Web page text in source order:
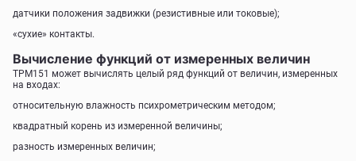
датчики положения задвижки (резистивные или токовые);
«сухие» контакты.
Вычисление функций от измеренных величин
ТРМ151 может вычислять целый ряд функций от величин, измеренных
на входах:
относительную влажность психрометрическим методом;
квадратный корень из измеренной величины;
разность измеренных величин;